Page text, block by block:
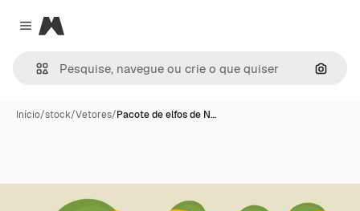
Close menu
Magnific
Início/stock/Vetores/Pacote de elfos de N…